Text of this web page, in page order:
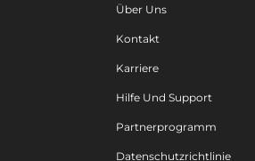
Über Uns
Kontakt
Karriere
Hilfe Und Support
Partnerprogramm
Datenschutzrichtlinie